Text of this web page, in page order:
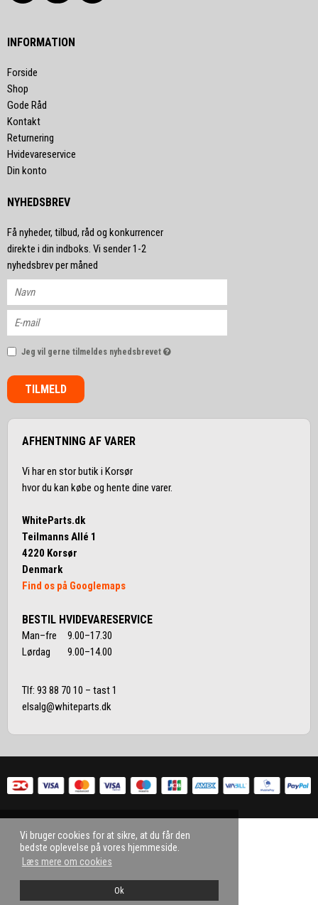
Vi bruger cookies for at sikre, at du får den
bedste oplevelse på vores hjemmeside.
Læs mere om cookies
Ok
INFORMATION
Forside
Shop
Gode Råd
Kontakt
Returnering
Hvidevareservice
Din konto
NYHEDSBREV
Få nyheder, tilbud, råd og konkurrencer
direkte i din indboks. Vi sender 1-2
nyhedsbrev per måned
Jeg vil gerne tilmeldes nyhedsbrevet
TILMELD
AFHENTNING AF VARER
Vi har en stor butik i Korsør
hvor du kan købe og hente dine varer.
WhiteParts.dk
Teilmanns Allé 1
4220 Korsør
Denmark
Find os på Googlemaps
BESTIL HVIDEVARESERVICE
Man–fre 9.00–17.30
Lørdag 9.00–14.00
Tlf: 93 88 70 10 – tast 1
elsalg@whiteparts.dk